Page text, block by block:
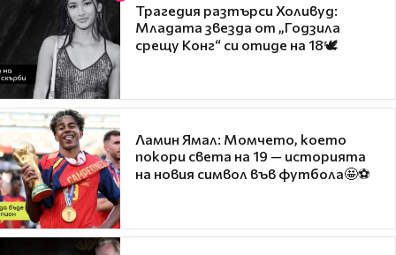
Трагедия разтърси Холивуд:
Младата звезда от „Годзила
срещу Конг“ си отиде на 18🕊️
Ламин Ямал: Момчето, което
покори света на 19 — историята
на новия символ във футбола🤩⚽